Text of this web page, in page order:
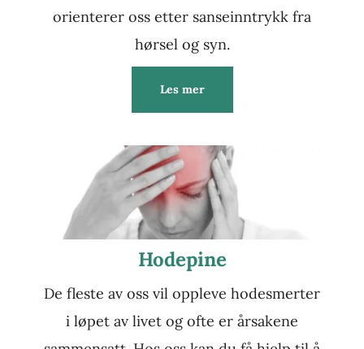
orienterer oss etter sanseinntrykk fra
hørsel og syn.
Les mer
Hodepine
De fleste av oss vil oppleve hodesmerter
i løpet av livet og ofte er årsakene